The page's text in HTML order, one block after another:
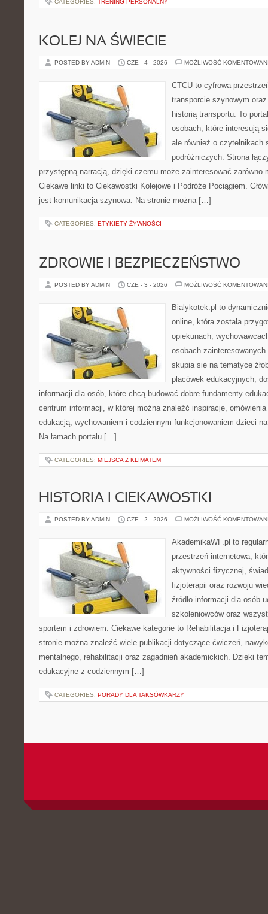
CATEGORIES: TRENING PERSONALNY
KOLEJ NA ŚWIECIE
POSTED BY ADMIN CZE - 4 - 2026 MOŻLIWOŚĆ
CTCU to cyfrowa
transporcie szynowym
historią transportu. To
osobach, które interesują
ale również o czytelnikach
podróżniczych. Strona
przystępną narracją, dzięki czemu może zainteresować zarówno
Ciekawe linki to Ciekawostki Kolejowe i Podróże Pociągiem.
jest komunikacja szynowa. Na stronie można […]
CATEGORIES: ETYKIETY ŻYWNOŚCI
ZDROWIE I BEZPIECZEŃSTWO
POSTED BY ADMIN CZE - 3 - 2026 MOŻLIWOŚĆ
Bialykotek.pl to
online, która została
opiekunach,
osobach
skupia się na tematyce
placówek edukacyjnych,
informacji dla osób, które chcą budować dobre fundamenty
centrum informacji, w której można znaleźć inspiracje,
edukacją, wychowaniem i codziennym funkcjonowaniem dzieci
Na łamach portalu […]
CATEGORIES: MIEJSCA Z KLIMATEM
HISTORIA I CIEKAWOSTKI
POSTED BY ADMIN CZE - 2 - 2026 MOŻLIWOŚĆ
AkademikaWF.pl to
przestrzeń internetowa,
aktywności fizycznej,
fizjoterapii oraz rozwoju
źródło informacji dla osób
szkoleniowców oraz
sportem i zdrowiem. Ciekawe kategorie to Rehabilitacja i
stronie można znaleźć wiele publikacji dotyczące ćwiczeń,
mentalnego, rehabilitacji oraz zagadnień akademickich. Dzięki
edukacyjne z codziennym […]
CATEGORIES: PORADY DLA TAKSÓWKARZY